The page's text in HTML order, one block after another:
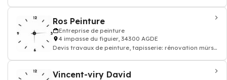
Ros Peinture
Entreprise de peinture
4 impasse du figuier, 34300 AGDE
Devis travaux de peinture, tapisserie: rénovation mûrs
Vincent-viry David